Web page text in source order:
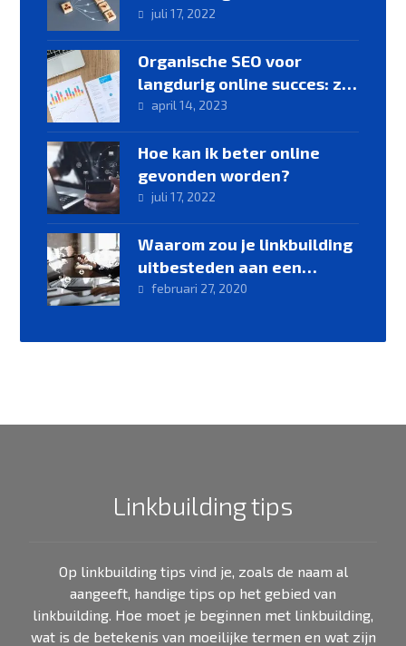
juli 17, 2022
Organische SEO voor
langdurig online succes: zo
werkt het
april 14, 2023
Hoe kan ik beter online
gevonden worden?
juli 17, 2022
Waarom zou je linkbuilding
uitbesteden aan een
linkbuilding specialist
februari 27, 2020
Linkbuilding tips
Op linkbuilding tips vind je, zoals de naam al
aangeeft, handige tips op het gebied van
linkbuilding. Hoe moet je beginnen met linkbuilding,
wat is de betekenis van moeilijke termen en wat zijn